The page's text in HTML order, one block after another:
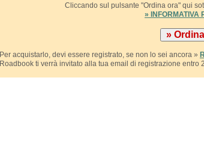
Cliccando sul pulsante "Ordina ora" qui
» INFORMATIVA
Per acquistarlo, devi essere registrato, se non lo sei ancora »
Roadbook ti verrà invitato alla tua email di registrazione entro